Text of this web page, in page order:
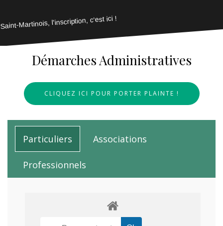
Saint-Martinois, l'inscription, c'est ici !
Démarches Administratives
CLIQUEZ ICI POUR PORTER PLAINTE !
Particuliers Associations
Professionnels